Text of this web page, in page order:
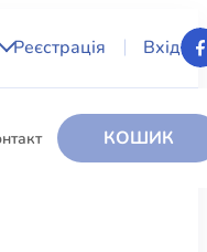
Реєстрація Вхід
КОШИК